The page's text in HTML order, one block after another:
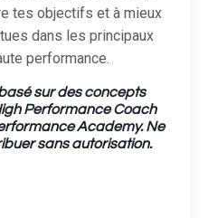
tes objectifs et à mieux
dans les principaux
performance.
sur des concepts
Performance Coach
Academy. Ne
sans autorisation.